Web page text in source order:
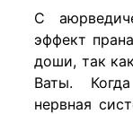
С
эффект
доши, так
Ваты.
нервная